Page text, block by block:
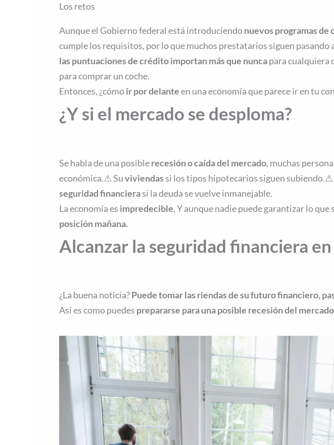
Los retos
Aunque el Gobierno federal está introduciendonuevos programas
cumple los requisitos, por lo que muchos prestatarios siguen pasando
las puntuaciones de crédito importan más que nuncapara cualquiera
para comprar un coche.
Entonces, ¿cómoir por delanteen una economía que parece ir en tu
¿Y si el mercado se desploma?
Se habla de una posiblerecesión o caída del mercado, muchas
económica.⚠ Suviviendassi los tipos hipotecarios siguen subiendo.⚠
seguridad financierasi la deuda se vuelve inmanejable.
La economía es impredecible, Y aunque nadie puede garantizar lo que
posición mañana.
Alcanzar la seguridad financiera
¿La buena noticia?Puede tomar las riendas de su futuro financiero,
Así es como puedes prepararse para una posible recesión del